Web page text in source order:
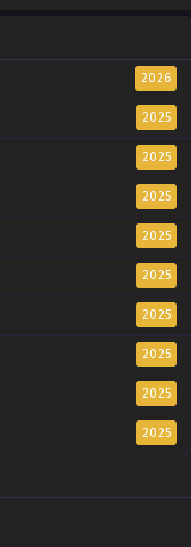
2026
2025
2025
2025
2025
2025
2025
2025
2025
2025